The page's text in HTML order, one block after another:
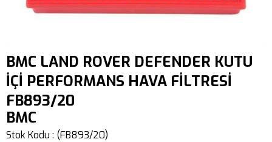
BMC LAND ROVER DEFENDER KUTU
İÇİ PERFORMANS HAVA FİLTRESİ
FB893/20
BMC
Stok Kodu (FB893/20)